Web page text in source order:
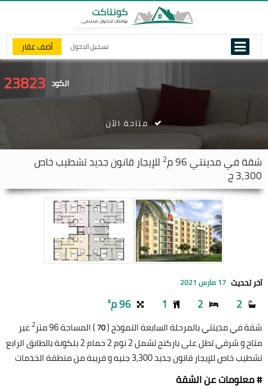
تسجيل الدخول أضف عقار
الكود 23823
شقة فيمدينتي 2 للإيجار قانون جديد تشطيب خاص
3,300 ج
متاحة الآن
آخر تحديث 17 مارس 2021
2
2
1 96 م²
شقة في مدينتي بالمرحلة السابعة النموذج (70) المساحة 96 متر 2غير
متاح و شرقي تطل على باركنج تشمل 2 نوم 2 حمام 2 بلكونة بالطابق الرابع
تشطيب خاص للإيجار قانون جديد 3,300 جنيه و قريبة من منطقة الخدمات
# معلومات عن الشقة